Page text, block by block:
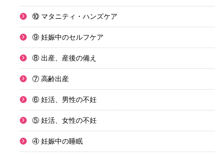
⑩ マタニティ・ハンズケア
⑨ 妊娠中のセルフケア
⑧ 出産、産後の備え
⑦ 高齢出産
⑥ 妊活、男性の不妊
⑤ 妊活、女性の不妊
④ 妊娠中の睡眠